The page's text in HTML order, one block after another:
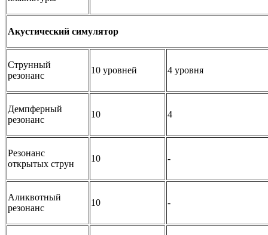
Акустический симулятор
Струнный
резонанс
10 уровней 4 уровня
Демпферный
резонанс
10 4
Резонанс
открытых струн
10 -
Аликвотный
резонанс
10 -